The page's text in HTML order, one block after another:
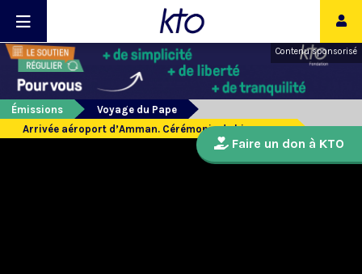
Contenu sponsorisé
Émissions
Voyage du Pape
Arrivée aéroport d’Amman. Cérémonie de bienvenue
Faire un don à KTO